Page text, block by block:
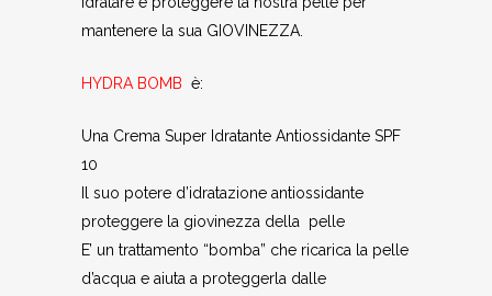
mantenere la sua GIOVINEZZA.
HYDRA BOMB è:
Una Crema Super Idratante Antiossidante SPF
10
Il suo potere d’idratazione antiossidante
proteggere la giovinezza della pelle
E’ un trattamento “bomba” che ricarica la pelle
d’acqua e aiuta a proteggerla dalle